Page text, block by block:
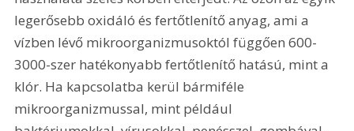
legerősebb oxidáló és fertőtlenítő anyag, ami a
vízben lévő mikroorganizmusoktól függően 600-
3000-szer hatékonyabb fertőtlenítő hatású, mint a
klór. Ha kapcsolatba kerül bármiféle
mikroorganizmussal, mint például